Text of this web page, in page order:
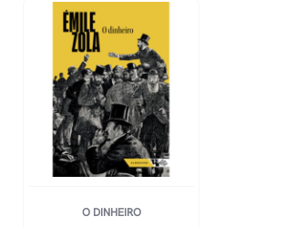
O DINHEIRO